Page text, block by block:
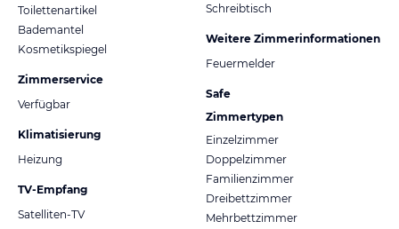
Toilettenartikel
Bademantel
Kosmetikspiegel
Zimmerservice
Verfügbar
Klimatisierung
Heizung
TV-Empfang
Satelliten-TV
Schreibtisch
Weitere Zimmerinformationen
Feuermelder
Safe
Zimmertypen
Einzelzimmer
Doppelzimmer
Familienzimmer
Dreibettzimmer
Mehrbettzimmer